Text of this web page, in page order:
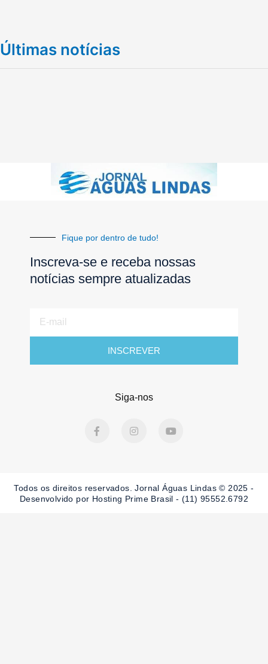
Últimas notícias
Fique por dentro de tudo!
Inscreva-se e receba nossas
notícias sempre atualizadas
mail
INSCREVER
Siga-nos
a
k
-
n
a
m
o
Todos os direitos reservados. Jornal Águas Lindas © 2025 -
Desenvolvido por Hosting Prime Brasil - (11) 95552.6792